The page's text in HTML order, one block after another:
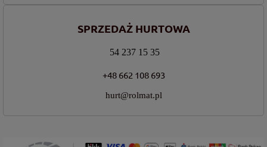
SPRZEDAŻ HURTOWA
54 237 15 35
+48 662 108 693
hurt@rolmat.pl